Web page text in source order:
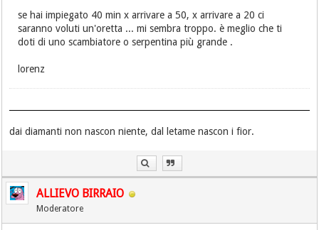
se hai impiegato 40 min x arrivare a 50, x arrivare a 20 ci
saranno voluti un'oretta ... mi sembra troppo. è meglio che ti
doti di uno scambiatore o serpentina più grande .
lorenz
dai diamanti non nascon niente, dal letame nascon i fior.
ALLIEVO BIRRAIO
Moderatore